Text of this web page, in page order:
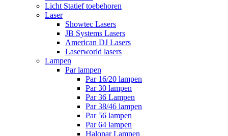
Licht Statief toebehoren
Laser
Showtec Lasers
JB Systems Lasers
American DJ Lasers
Laserworld lasers
Lampen
Par lampen
Par 16/20 lampen
Par 30 lampen
Par 36 Lampen
Par 38/46 lampen
Par 56 lampen
Par 64 lampen
Halopar Lampen